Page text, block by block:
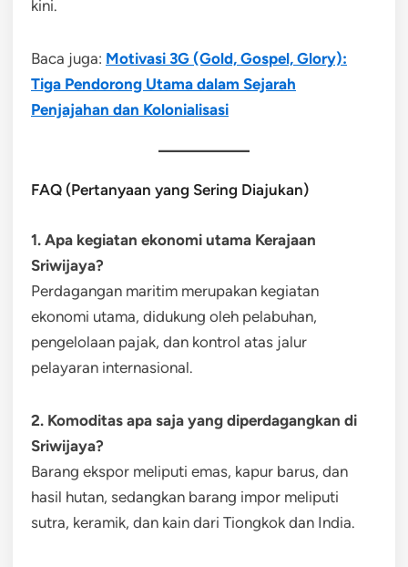
kini.
Baca juga: Motivasi 3G (Gold, Gospel, Glory):
Tiga Pendorong Utama dalam Sejarah
Penjajahan dan Kolonialisasi
FAQ (Pertanyaan yang Sering Diajukan)
1. Apa kegiatan ekonomi utama Kerajaan
Sriwijaya?
Perdagangan maritim merupakan kegiatan
ekonomi utama, didukung oleh pelabuhan,
pengelolaan pajak, dan kontrol atas jalur
pelayaran internasional.
2. Komoditas apa saja yang diperdagangkan di
Sriwijaya?
Barang ekspor meliputi emas, kapur barus, dan
hasil hutan, sedangkan barang impor meliputi
sutra, keramik, dan kain dari Tiongkok dan India.